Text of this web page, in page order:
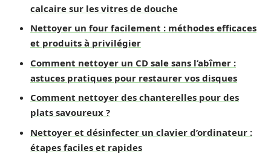
calcaire sur les vitres de douche
Nettoyer un four facilement : méthodes efficaces
et produits à privilégier
Comment nettoyer un CD sale sans l’abîmer :
astuces pratiques pour restaurer vos disques
Comment nettoyer des chanterelles pour des
plats savoureux ?
Nettoyer et désinfecter un clavier d’ordinateur :
étapes faciles et rapides